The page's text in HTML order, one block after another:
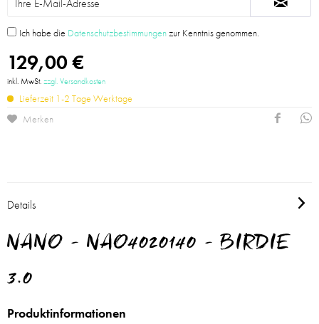
Ich habe die Datenschutzbestimmungenzur Kenntnis genommen.
129,00 €
inkl. MwSt.zzgl. Versandkosten
Lieferzeit 1-2 Tage Werktage
Merken
Details
NANO - NAO4020140 - BIRDIE
3.0
Produktinformationen